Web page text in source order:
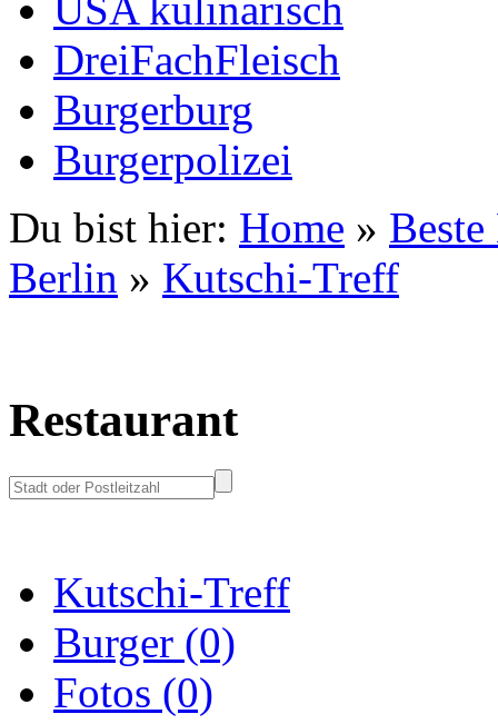
DreiFachFleisch
Burgerburg
Burgerpolizei
Du bist hier: Home »
Berlin » Kutschi-Treff
Restaurant
Kutschi-Treff
Burger (0)
Fotos (0)